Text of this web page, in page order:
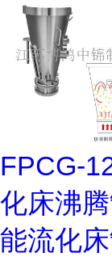
FPCG-
化床沸
能流化